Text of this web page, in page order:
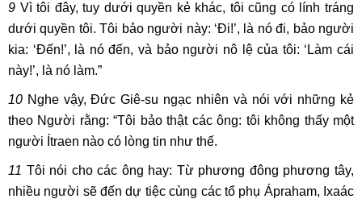
9 Vì tôi đây, tuy dưới quyền kẻ khác, tôi cũng có lính tráng
dưới quyền tôi. Tôi bảo người này: ‘Đi!’, là nó đi, bảo người
kia: ‘Đến!’, là nó đến, và bảo người nô lệ của tôi: ‘Làm cái
này!’, là nó làm.”
10 Nghe vậy, Đức Giê-su ngạc nhiên và nói với những kẻ
theo Người rằng: “Tôi bảo thật các ông: tôi không thấy một
người Ítraen nào có lòng tin như thế.
11 Tôi nói cho các ông hay: Từ phương đông phương tây,
nhiều người sẽ đến dự tiệc cùng các tổ phụ Ápraham, Ixaác